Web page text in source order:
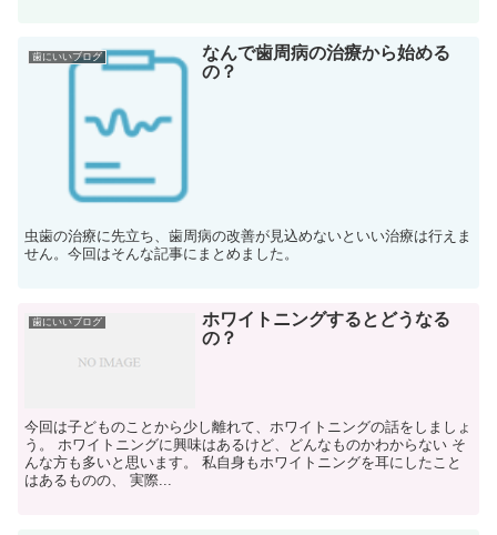
歯にいいブログ
なんで歯周病の治療から始める
の？
虫歯の治療に先立ち、歯周病の改善が見込めないといい治療は行えま
せん。今回はそんな記事にまとめました。
歯にいいブログ
ホワイトニングするとどうなる
の？
今回は子どものことから少し離れて、ホワイトニングの話をしましょ
う。 ホワイトニングに興味はあるけど、どんなものかわからない そ
んな方も多いと思います。 私自身もホワイトニングを耳にしたこと
はあるものの、 実際...